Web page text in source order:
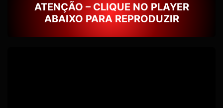
ATENÇÃO – CLIQUE NO PLAYER
ABAIXO PARA REPRODUZIR